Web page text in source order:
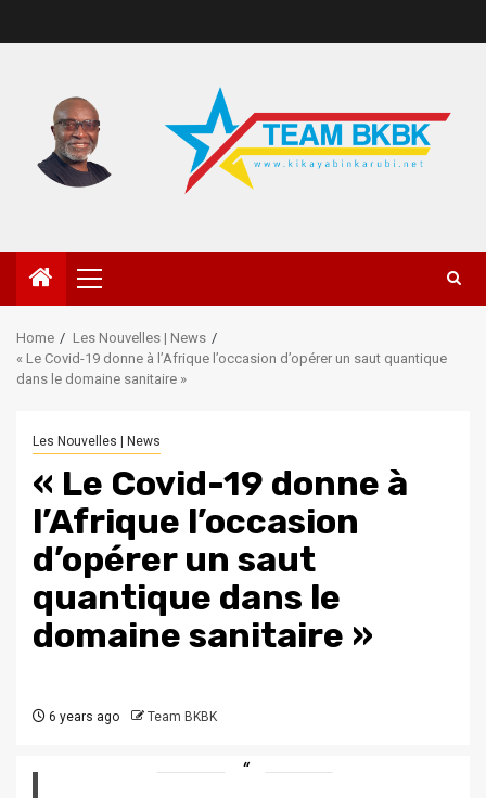
Home
Les Nouvelles | News
« Le Covid-19 donne à l’Afrique l’occasion d’opérer un saut quantique
dans le domaine sanitaire »
Les Nouvelles | News
« Le Covid-19 donne à
l’Afrique l’occasion
d’opérer un saut
quantique dans le
domaine sanitaire »
6 years ago Team BKBK